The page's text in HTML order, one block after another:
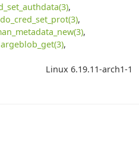
,
,
,
,
Linux 6.19.11-arch1-1